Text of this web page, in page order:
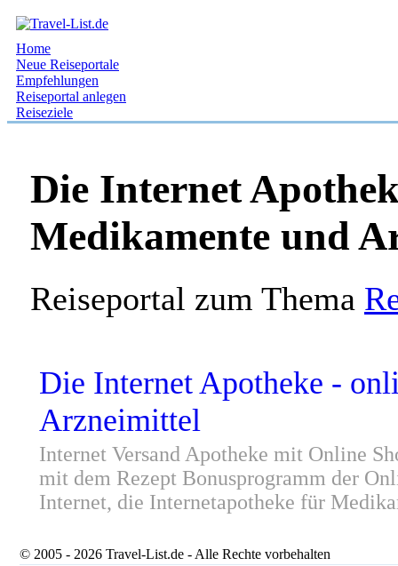
Home
Neue Reiseportale
Empfehlungen
Reiseportal anlegen
Reiseziele
Die Internet
Medikamente und
Reiseportal zum Thema
Die Internet Apotheke -
Arzneimittel
Internet Versand Apotheke mit Online
mit dem Rezept Bonusprogramm der
Internet, die Internetapotheke für
© 2005 - 2026 Travel-List.de - Alle Rechte vorbehalten